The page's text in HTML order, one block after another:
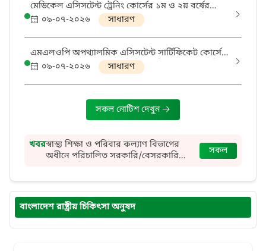
মেডিকেল এসিসটেন্ট ট্রেনিং কোর্সের ১ম ও ২য় বর্ষের
(নতুন) এবং ১ম, ২য় ও ৩য় বর্ষ (পুরাতন) চূড়ান্ত পরীক্ষা
জুন- ২০২৫ইং পরীক্ষার ফরম ও ফি প্রেরণের তারিখ প্রদত্ত
হইল
০৯-০৭-২০২৬ সাধারণ
এমএলওপি অপথ্যালমিক এসিসটেন্ট সার্টিফিকেট কোর্সের
জুলাই- ২০২৬ইং এর চুড়ান্ত লিখিত পরীক্ষার ফরম ও ফি
প্রেরণের তারিখ প্রদত্ত হইল
০৯-০৭-২০২৬ সাধারণ
সকল নোটিশ দেখুন
খবরস্বাস্থ্য শিক্ষা ও পরিবার কল্যাণ বিভাগের
অধীনে পরিচালিত সরকারি/বেসরকারি
পাশকৃত শিক্ষার্থীদের সনদ সত্যায়ন
সকল
বাংলাদেশ রাষ্ট্রীয় চিকিৎসা অনুষদ